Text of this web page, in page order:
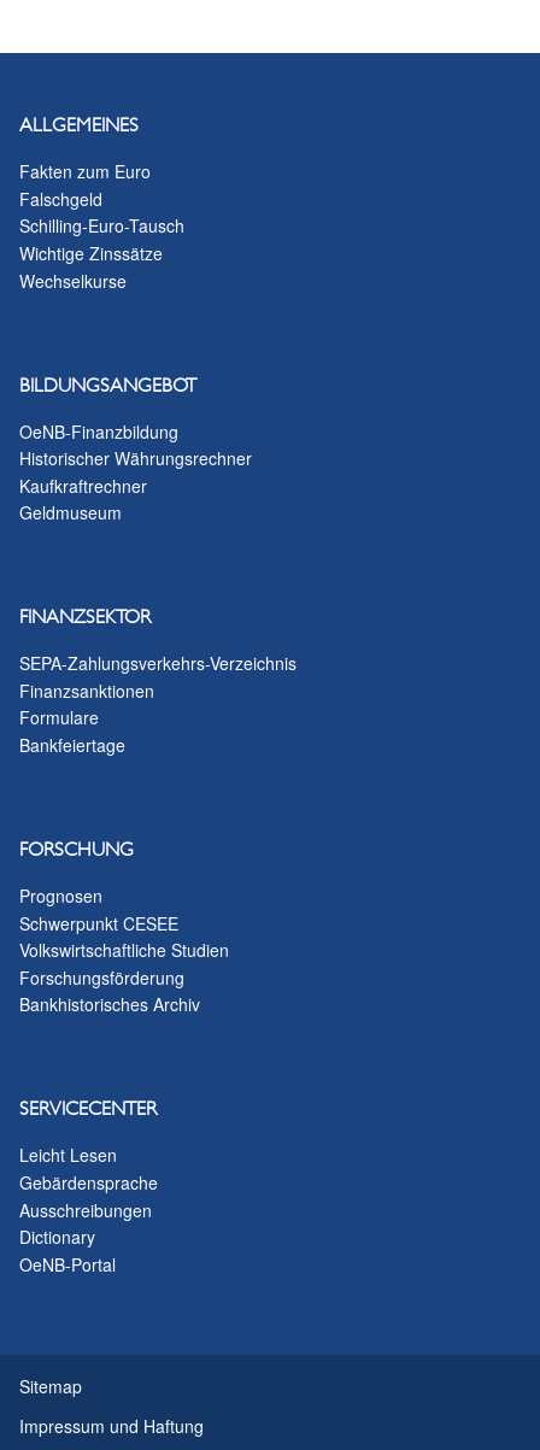
ALLGEMEINES
Fakten zum Euro
Falschgeld
Schilling-Euro-Tausch
Wichtige Zinssätze
Wechselkurse
BILDUNGSANGEBOT
OeNB-Finanzbildung
Historischer Währungsrechner
Kaufkraftrechner
Geldmuseum
FINANZSEKTOR
SEPA-Zahlungsverkehrs-Verzeichnis
Finanzsanktionen
Formulare
Bankfeiertage
FORSCHUNG
Prognosen
Schwerpunkt CESEE
Volkswirtschaftliche Studien
Forschungsförderung
Bankhistorisches Archiv
SERVICECENTER
Leicht Lesen
Gebärdensprache
Ausschreibungen
Dictionary
OeNB-Portal
Sitemap
Impressum und Haftung